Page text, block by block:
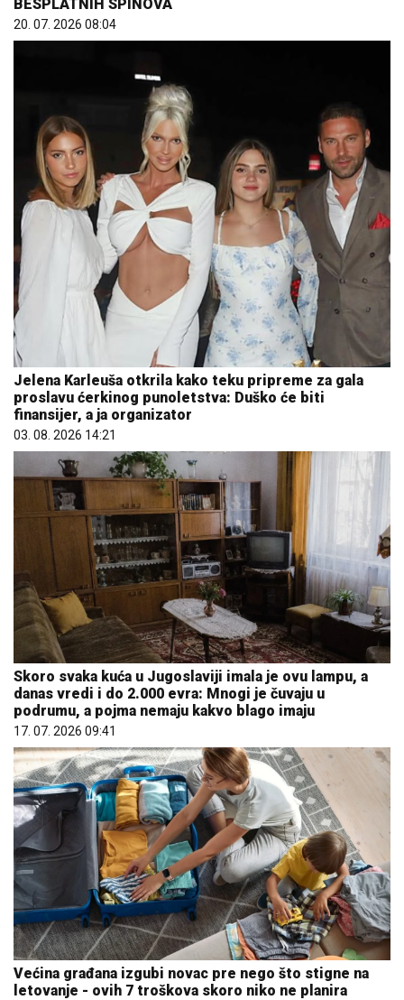
BESPLATNIH SPINOVA
20. 07. 2026 08:04
Jelena Karleuša otkrila kako teku pripreme za gala
proslavu ćerkinog punoletstva: Duško će biti
finansijer, a ja organizator
03. 08. 2026 14:21
Skoro svaka kuća u Jugoslaviji imala je ovu lampu, a
danas vredi i do 2.000 evra: Mnogi je čuvaju u
podrumu, a pojma nemaju kakvo blago imaju
17. 07. 2026 09:41
Većina građana izgubi novac pre nego što stigne na
letovanje - ovih 7 troškova skoro niko ne planira